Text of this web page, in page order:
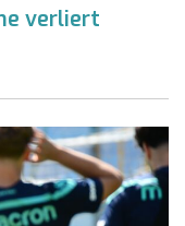
verliert